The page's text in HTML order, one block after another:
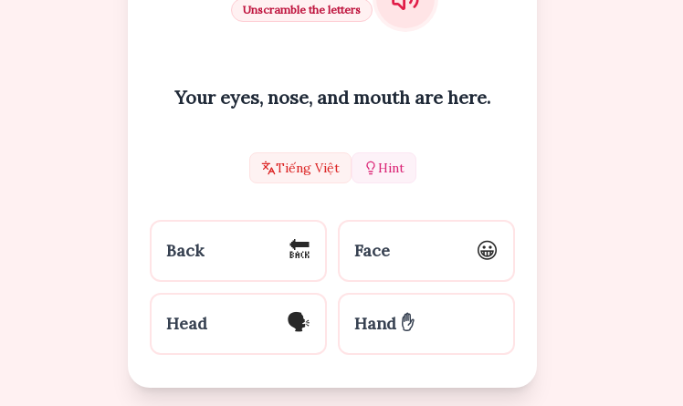
Unscramble the letters
Your eyes, nose, and mouth are here.
Tiếng Việt Hint
Back 🔙 Face 😀
Head ️ 🗣 Hand ✋